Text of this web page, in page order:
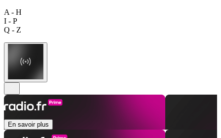
A - H
I - P
Q - Z
En savoir plus